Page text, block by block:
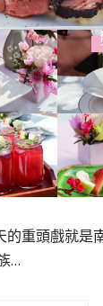
的重頭戲就是
…